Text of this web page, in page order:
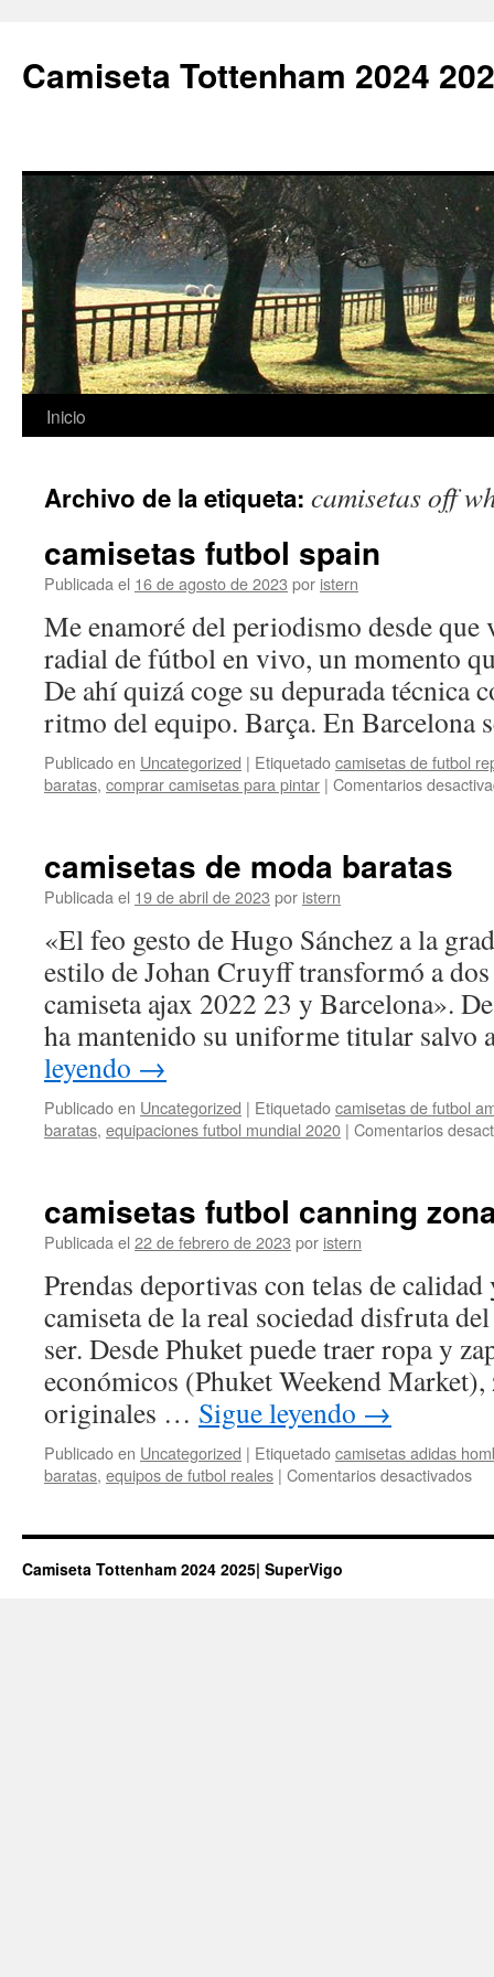
Camiseta Tottenham 2024
Saltar
contenido
Inicio
Archivo de la etiqueta: camisetas off
camisetas futbol spain
Publicada el 16 de agosto de 2023 por istern
Me enamoré del periodismo desde
radial de fútbol en vivo, un momento
De ahí quizá coge su depurada técnica
ritmo del equipo. Barça. En
Publicado en Uncategorized | Etiquetadocamisetas de futbol
baratas, comprar camisetas para pintar | Comentarios
camisetas de moda baratas
Publicada el 19 de abril de 2023 por istern
«El feo gesto de Hugo Sánchez a la
estilo de Johan Cruyff transformó a
camiseta ajax 2022 23 y Barcelona».
ha mantenido su uniforme titular
leyendo →
Publicado en Uncategorized | Etiquetadocamisetas de futbol
baratas, equipaciones futbol mundial 2020 | Comentarios
camisetas futbol canning
Publicada el 22 de febrero de 2023 por istern
Prendas deportivas con telas de
camiseta de la real sociedad disfruta
ser. Desde Phuket puede traer ropa y
económicos (Phuket Weekend Market),
originales … Sigue leyendo →
Publicado en Uncategorized | Etiquetadocamisetas adidas
baratas, equipos de futbol reales | Comentarios desactivadosen
Camiseta Tottenham 2024 2025| SuperVigo